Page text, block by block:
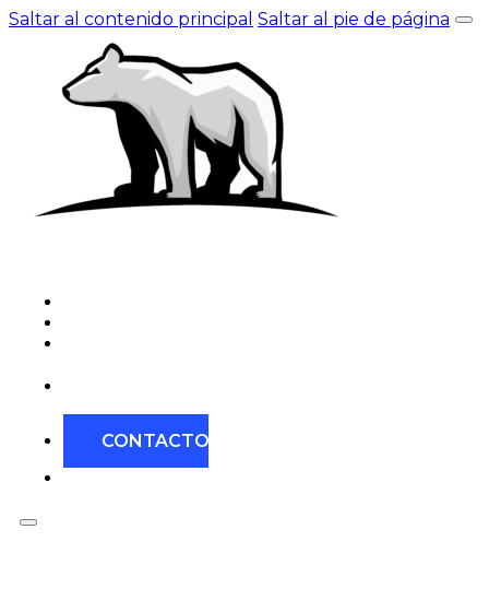
Saltar al contenido principal Saltar al pie de página
CONTACTO